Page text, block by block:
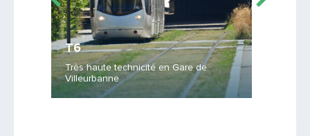
T6
Très haute technicité en Gare de
Villeurbanne